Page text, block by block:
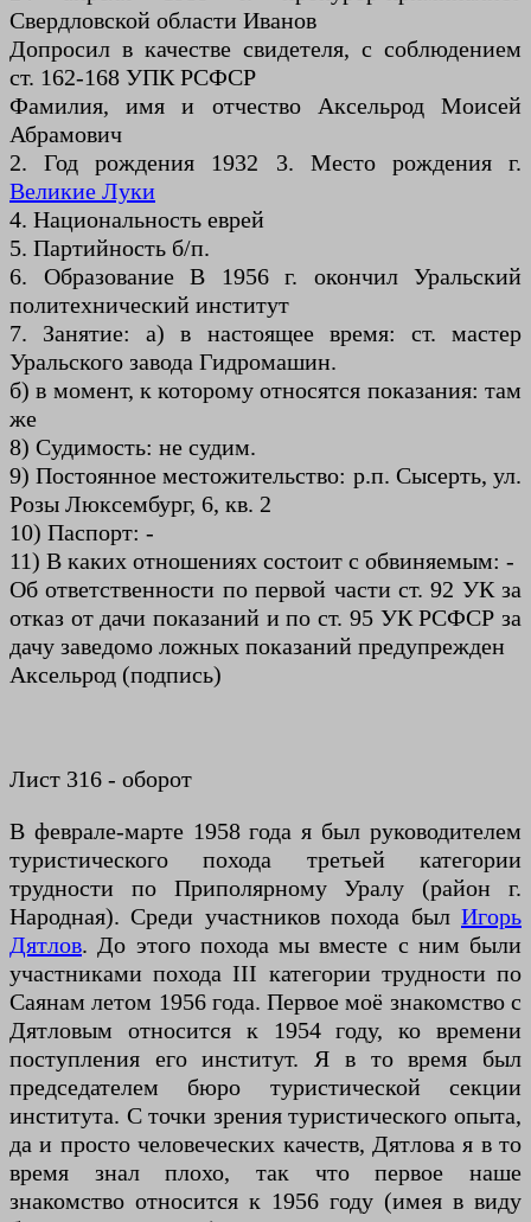
Свердловской области Иванов
Допросил в качестве свидетеля, с соблюдением
ст. 162-168 УПК РСФСР
Фамилия, имя и отчество Аксельрод Моисей
Абрамович
2. Год рождения 1932 3. Место рождения г.
Великие Луки
4. Национальность еврей
5. Партийность б/п.
6. Образование В 1956 г. окончил Уральский
политехнический институт
7. Занятие: а) в настоящее время: ст. мастер
Уральского завода Гидромашин.
б) в момент, к которому относятся показания: там
же
8) Судимость: не судим.
9) Постоянное местожительство: р.п. Сысерть, ул.
Розы Люксембург, 6, кв. 2
10) Паспорт: -
11) В каких отношениях состоит с обвиняемым: -
Об ответственности по первой части ст. 92 УК за
отказ от дачи показаний и по ст. 95 УК РСФСР за
дачу заведомо ложных показаний предупрежден
Аксельрод (подпись)
Лист 316 - оборот
В феврале-марте 1958 года я был руководителем
туристического похода третьей категории
трудности по Приполярному Уралу (район г.
Народная). Среди участников похода был Игорь
Дятлов. До этого похода мы вместе с ним были
участниками похода III категории трудности по
Саянам летом 1956 года. Первое моё знакомство с
Дятловым относится к 1954 году, ко времени
поступления его институт. Я в то время был
председателем бюро туристической секции
института. С точки зрения туристического опыта,
да и просто человеческих качеств, Дятлова я в то
время знал плохо, так что первое наше
знакомство относится к 1956 году (имея в виду